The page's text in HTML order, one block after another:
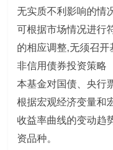
无实质不利影响的情
可根据市场情况进行
的相应调整,无须召开
非信用债券投资策略
本基金对国债、央行
根据宏观经济变量和
收益率曲线的变动趋
资品种。